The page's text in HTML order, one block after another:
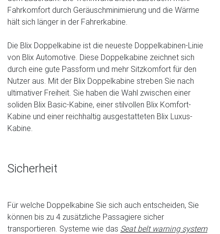
Fahrkomfort durch Geräuschminimierung und die Wärme
hält sich länger in der Fahrerkabine.
Die Blix Doppelkabine ist die neueste Doppelkabinen-Linie
von Blix Automotive. Diese Doppelkabine zeichnet sich
durch eine gute Passform und mehr Sitzkomfort für den
Nutzer aus. Mit der Blix Doppelkabine streben Sie nach
ultimativer Freiheit. Sie haben die Wahl zwischen einer
soliden Blix Basic-Kabine, einer stilvollen Blix Komfort-
Kabine und einer reichhaltig ausgestatteten Blix Luxus-
Kabine.
Sicherheit
Für welche Doppelkabine Sie sich auch entscheiden, Sie
können bis zu 4 zusätzliche Passagiere sicher
transportieren. Systeme wie das Seat belt warning system